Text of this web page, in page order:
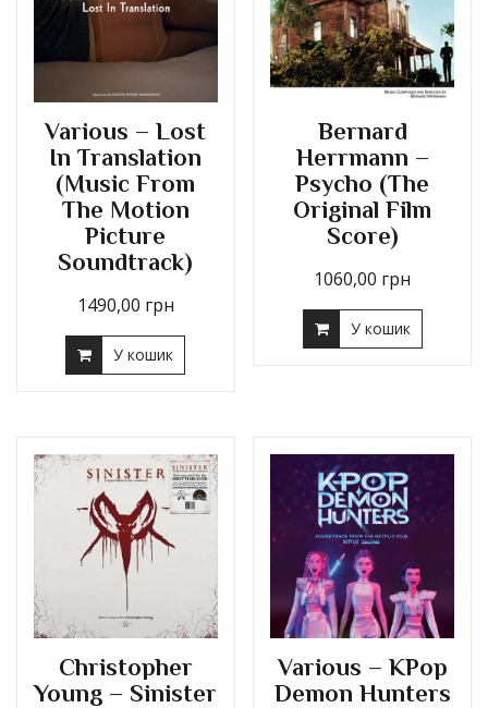
Various – Lost
In Translation
(Music From
The Motion
Picture
Soundtrack)
1490,00 грн
У кошик
Bernard
Herrmann –
Psycho (The
Original Film
Score)
1060,00 грн
У кошик
Christopher
Young – Sinister
Various – KPop
Demon Hunters